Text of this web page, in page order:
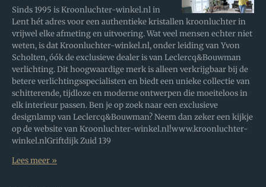
Sinds 1995 is Kroonluchter-winkel.nl in
Lent hét adres voor een authentieke kristallen kroonluchter in
vrijwel elke afmeting en uitvoering. Wat veel mensen echter niet
weten, is dat Kroonluchter-winkel.nl, onder leiding van Yvon
Scholten, óók de exclusieve dealer is van Leclercq&Bouwman
verlichting. Dit hoogwaardige merk is alleen verkrijgbaar bij de
betere verlichtingsspecialisten en biedt een unieke collectie van
schitterende, tijdloze en moderne ontwerpen die moeiteloos in
elk interieur passen. Ben je op zoek naar een exclusieve
designlamp van Leclercq&Bouwman? Neem dan zeker een kijkje
op de website van Kroonluchter-winkel.nl!www.kroonluchter-
winkel.nlGriftdijk Zuid 139
Lees meer »